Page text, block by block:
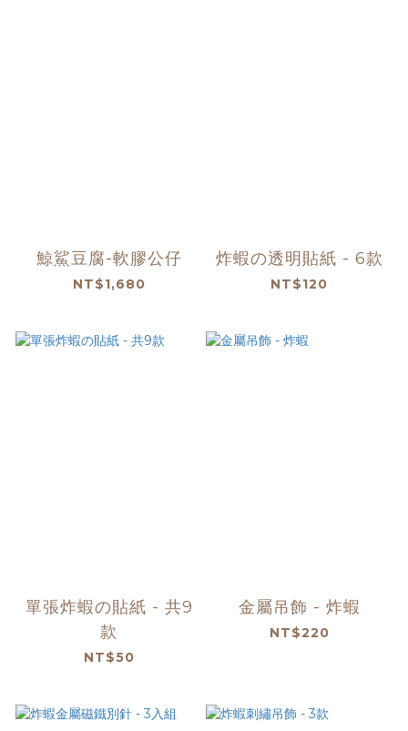
鯨鯊豆腐-軟膠公仔
NT$1,680
炸蝦の透明貼紙 - 6款
NT$120
單張炸蝦の貼紙 - 共9
款
NT$50
金屬吊飾 - 炸蝦
NT$220